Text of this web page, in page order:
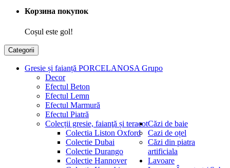
Корзина покупок
Coșul este gol!
Categorii
Gresie și faianță PORCELANOSA Grupo
Decor
Efectul Beton
Efectul Lemn
Efectul Marmură
Efectul Piatră
Colecții gresie, faianţă și teracot
Colectia Liston Oxford
Colectie Dubai
Colectie Durango
Colectie Hannover
Căzi de baie
Cazi de oțel
Căzi din piatra
artificiala
Lavoare